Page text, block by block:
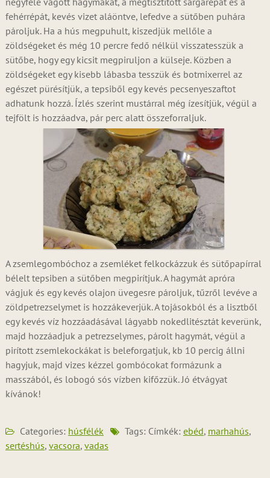
fehérrépát, kevés vizet aláöntve, lefedve a sütőben puhára
pároljuk. Ha a hús megpuhult, kiszedjük mellőle a
zöldségeket és még 10 percre fedő nélkül visszatesszük a
sütőbe, hogy egy kicsit megpiruljon a külseje. Közben a
zöldségeket egy kisebb lábasba tesszük és botmixerrel az
egészet pürésítjük, a tepsiből egy kevés pecsenyeszaftot
adhatunk hozzá. Ízlés szerint mustárral még ízesítjük, végül a
tejfölt is hozzáadva, pár perc alatt összeforraljuk.
A zsemlegombóchoz a zsemléket felkockázzuk és sütőpapírral
bélelt tepsiben a sütőben megpirítjuk. A hagymát apróra
vágjuk és egy kevés olajon üvegesre pároljuk, tűzről levéve a
zöldpetrezselymet is hozzákeverjük. A tojásokból és a lisztből
egy kevés víz hozzáadásával lágyabb nokedlitésztát keverünk,
majd hozzáadjuk a petrezselymes, párolt hagymát, végül a
pirított zsemlekockákat is beleforgatjuk, kb 10 percig állni
hagyjuk, majd vizes kézzel gombócokat formázunk a
masszából, és lobogó sós vízben kifőzzük. Jó étvágyat
kívánok!
Categories: húsfélék Tags: Címkék: ebéd, marhahús,
sertéshús, vacsora, vadas